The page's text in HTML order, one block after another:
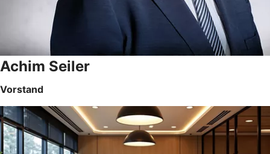
Achim Seiler
Vorstand